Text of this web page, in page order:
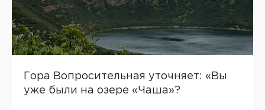
Гора Вопросительная уточняет: «Вы
уже были на озере «Чаша»?